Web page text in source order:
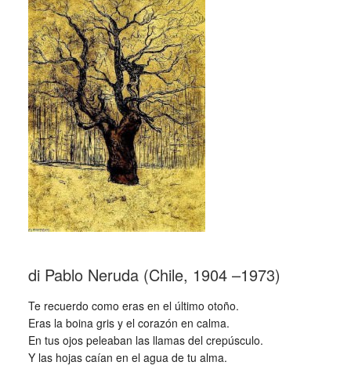
di Pablo Neruda (Chile, 1904 –1973)
Te recuerdo como eras en el último otoño.
Eras la boina gris y el corazón en calma.
En tus ojos peleaban las llamas del crepúsculo.
Y las hojas caían en el agua de tu alma.